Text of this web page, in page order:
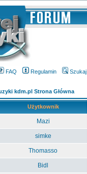
FAQ Regulamin Szukaj
kdm.pl Strona Główna
Użytkownik
Mazi
simke
Thomasso
Bidl